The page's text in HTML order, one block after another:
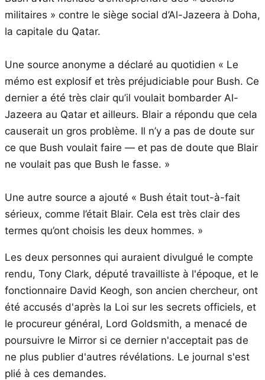
militaires » contre le siège social d’Al-Jazeera à Doha,
la capitale du Qatar.
Une source anonyme a déclaré au quotidien « Le
mémo est explosif et très préjudiciable pour Bush. Ce
dernier a été très clair qu’il voulait bombarder Al-
Jazeera au Qatar et ailleurs. Blair a répondu que cela
causerait un gros problème. Il n’y a pas de doute sur
ce que Bush voulait faire — et pas de doute que Blair
ne voulait pas que Bush le fasse. »
Une autre source a ajouté « Bush était tout-à-fait
sérieux, comme l’était Blair. Cela est très clair des
termes qu’ont choisis les deux hommes. »
Les deux personnes qui auraient divulgué le compte
rendu, Tony Clark, député travailliste à l'époque, et le
fonctionnaire David Keogh, son ancien chercheur, ont
été accusés d'après la Loi sur les secrets officiels, et
le procureur général, Lord Goldsmith, a menacé de
poursuivre le Mirror si ce dernier n'acceptait pas de
ne plus publier d'autres révélations. Le journal s'est
plié à ces demandes.